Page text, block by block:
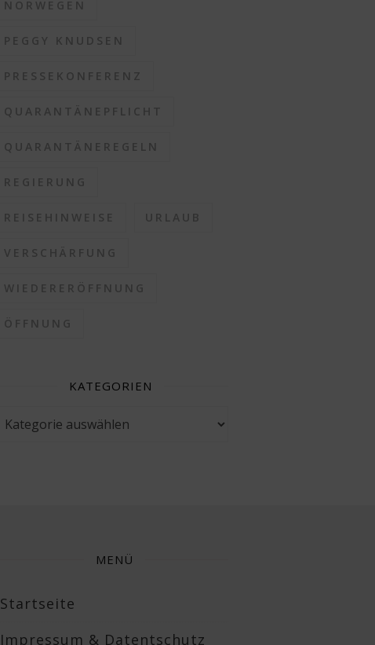
NORWEGEN
PEGGY KNUDSEN
PRESSEKONFERENZ
QUARANTÄNEPFLICHT
QUARANTÄNEREGELN
REGIERUNG
REISEHINWEISE URLAUB
VERSCHÄRFUNG
WIEDERERÖFFNUNG
ÖFFNUNG
KATEGORIEN
MENÜ
Startseite
Impressum & Datentschutz